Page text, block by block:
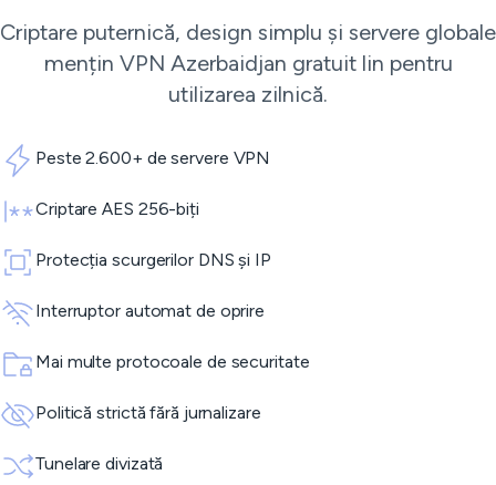
Criptare puternică, design simplu și servere globale
mențin VPN Azerbaidjan gratuit lin pentru
utilizarea zilnică.
Peste 2.600+ de servere VPN
Criptare AES 256-biți
Protecția scurgerilor DNS și IP
Interruptor automat de oprire
Mai multe protocoale de securitate
Politică strictă fără jurnalizare
Tunelare divizată